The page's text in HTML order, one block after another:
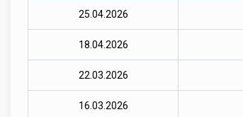
25.04.2026
18.04.2026
22.03.2026
16.03.2026